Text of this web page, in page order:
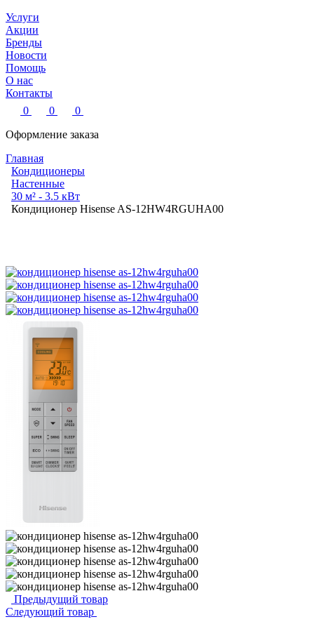
Услуги
Акции
Бренды
Новости
Помощь
О нас
Контакты
0
0
0
Оформление заказа
Главная
Кондиционеры
Настенные
30 м² - 3.5 кВт
Кондиционер Hisense AS-12HW4RGUHA00
Предыдущий товар
Следующий товар